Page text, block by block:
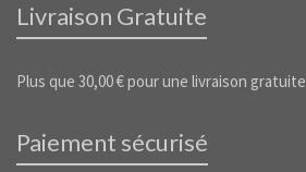
Livraison Gratuite
Plus que 30,00€pour une livraison gratuite
Paiement sécurisé